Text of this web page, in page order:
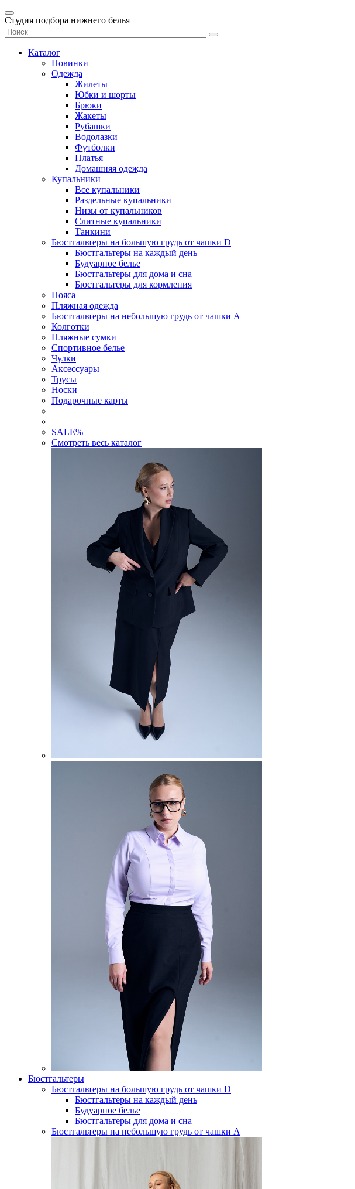
Студия подбора нижнего белья
Каталог
Новинки
Одежда
Жилеты
Юбки и шорты
Брюки
Жакеты
Рубашки
Водолазки
Футболки
Платья
Домашняя одежда
Купальники
Все купальники
Раздельные купальники
Низы от купальников
Слитные купальники
Танкини
Бюстгальтеры на большую грудь от чашки D
Бюстгальтеры на каждый день
Будуарное белье
Бюстгальтеры для дома и сна
Бюстгальтеры для кормления
Пояса
Пляжная одежда
Бюстгальтеры на небольшую грудь от чашки А
Колготки
Пляжные сумки
Спортивное белье
Чулки
Аксессуары
Трусы
Носки
Подарочные карты
SALE%
Смотреть весь каталог
Бюстгальтеры
Бюстгальтеры на большую грудь от чашки D
Бюстгальтеры на каждый день
Будуарное белье
Бюстгальтеры для дома и сна
Бюстгальтеры на небольшую грудь от чашки А